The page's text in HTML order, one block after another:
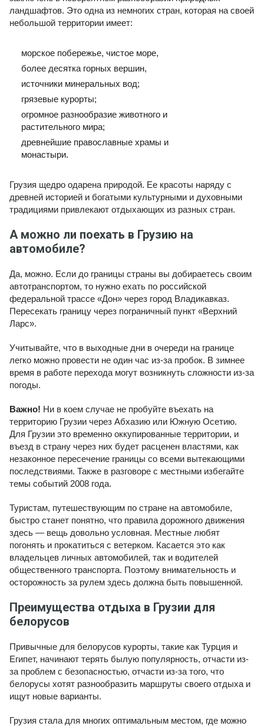
ландшафтов. Это одна из немногих стран, которая на своей
небольшой территории имеет:
морское побережье, чистое море,
более десятка горных вершин,
источники минеральных вод;
грязевые курорты;
огромное разнообразие животного и
растительного мира;
древнейшие православные храмы и
монастыри.
Грузия щедро одарена природой. Ее красоты наряду с
древней историей и богатыми культурными и духовными
традициями привлекают отдыхающих из разных стран.
А можно ли поехать в Грузию на
автомобиле?
Да, можно. Если до границы страны вы добираетесь своим
автотранспортом, то нужно ехать по российской
федеральной трассе «Дон» через город Владикавказ.
Пересекать границу через пограничный пункт «Верхний
Ларс».
Учитывайте, что в выходные дни в очереди на границе
легко можно провести не один час из-за пробок. В зимнее
время в работе перехода могут возникнуть сложности из-за
погоды.
Важно! Ни в коем случае не пробуйте въехать на
территорию Грузии через Абхазию или Южную Осетию.
Для Грузии это временно оккупированные территории, и
въезд в страну через них будет расценен властями, как
незаконное пересечение границы со всеми вытекающими
последствиями. Также в разговоре с местными избегайте
темы событий 2008 года.
Туристам, путешествующим по стране на автомобиле,
быстро станет понятно, что правила дорожного движения
здесь — вещь довольно условная. Местные любят
погонять и прокатиться с ветерком. Касается это как
владельцев личных автомобилей, так и водителей
общественного транспорта. Поэтому внимательность и
осторожность за рулем здесь должна быть повышенной.
Преимущества отдыха в Грузии для
белорусов
Привычные для белорусов курорты, такие как Турция и
Египет, начинают терять былую популярность, отчасти из-
за проблем с безопасностью, отчасти из-за того, что
белорусы хотят разнообразить маршруты своего отдыха и
ищут новые варианты.
Грузия стала для многих оптимальным местом, где можно